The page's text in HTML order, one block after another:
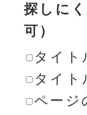
探しに
可）
タイト
タイト
ページ